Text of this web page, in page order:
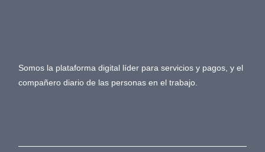
Somos la plataforma digital líder para servicios y pagos, y el
compañero diario de las personas en el trabajo.